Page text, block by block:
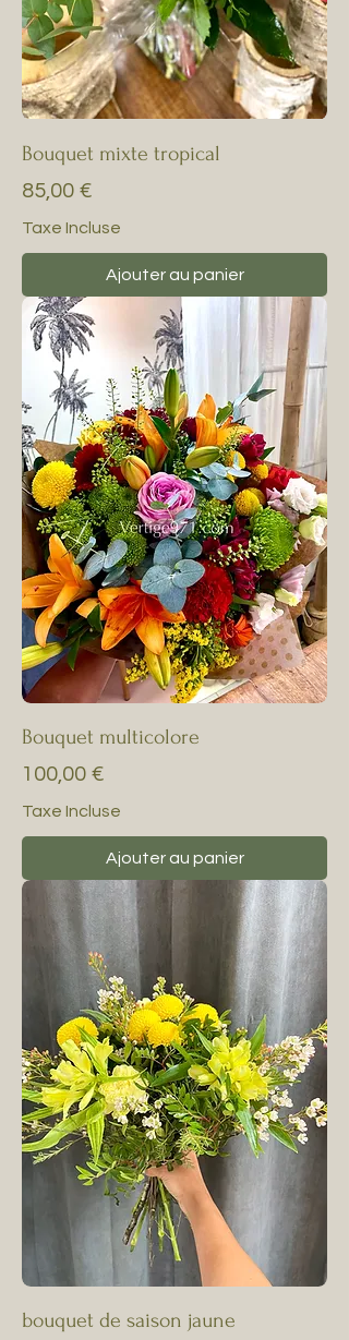
Bouquet mixte tropical
Prix
85,00 €
Taxe Incluse
Ajouter au panier
Bouquet multicolore
Prix
100,00 €
Taxe Incluse
Ajouter au panier
bouquet de saison jaune